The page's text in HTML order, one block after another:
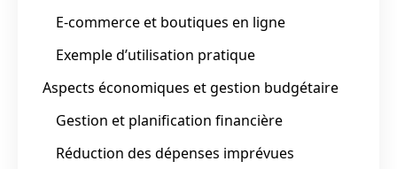
E-commerce et boutiques en ligne
Exemple d’utilisation pratique
Aspects économiques et gestion budgétaire
Gestion et planification financière
Réduction des dépenses imprévues